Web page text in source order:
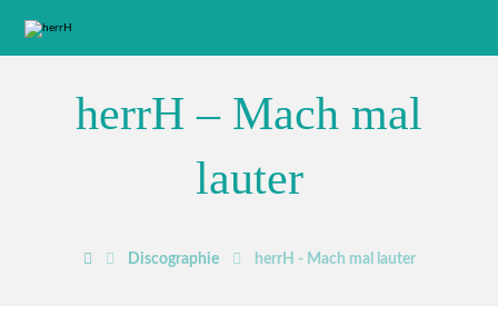
herrH – Mach mal
lauter
Discographie herrH - Mach mal lauter